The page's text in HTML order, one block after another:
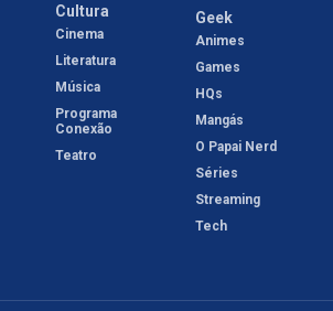
Cultura
Cinema
Literatura
Música
Programa
Conexão
Teatro
Geek
Animes
Games
HQs
Mangás
O Papai Nerd
Séries
Streaming
Tech